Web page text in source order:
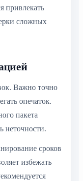
привлекать
сложных
Важно точно
опечаток.
пакета
неточности.
сроков
избежать